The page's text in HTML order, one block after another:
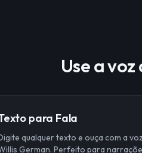
Use a
para Fala
qualquer texto e ouça com a
German. Perfeito para